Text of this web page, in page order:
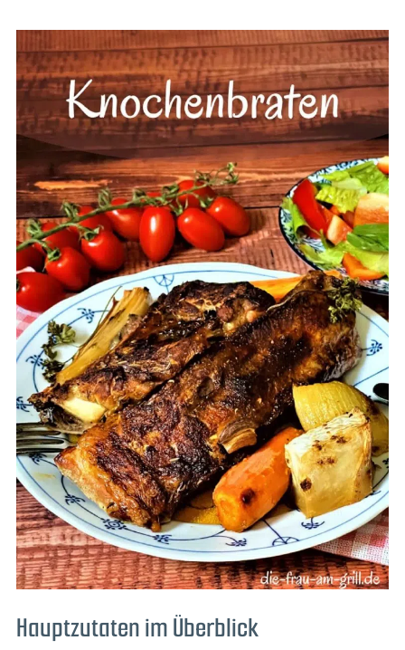
Hauptzutaten im Überblick